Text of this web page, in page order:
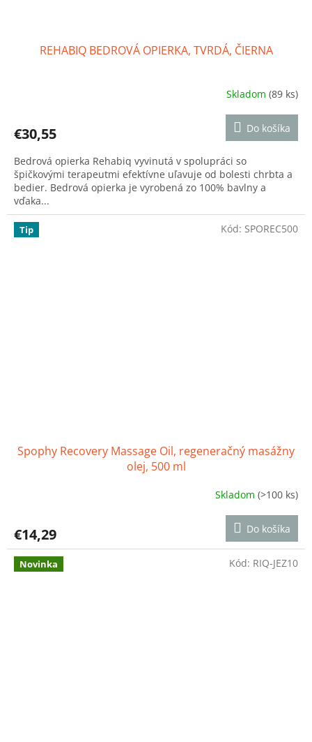
REHABIQ BEDROVÁ OPIERKA, TVRDÁ, ČIERNA
je
z
5
hviezdičiek.
Skladom(89 ks)
€30,55 Do košíka
Bedrová opierka Rehabiq vyvinutá v spolupráci so
špičkovými terapeutmi efektívne uľavuje od bolesti chrbta a
bedier. Bedrová opierka je vyrobená zo 100% bavlny a
vďaka...
Tip
Spophy Recovery Massage Oil, regeneračný masážny
olej, 500 ml
je
4,8
5
Skladom(>100 ks)
€14,29 Do košíka
Kód: SPOREC500
Novinka Kód: RIQ-JEZ10